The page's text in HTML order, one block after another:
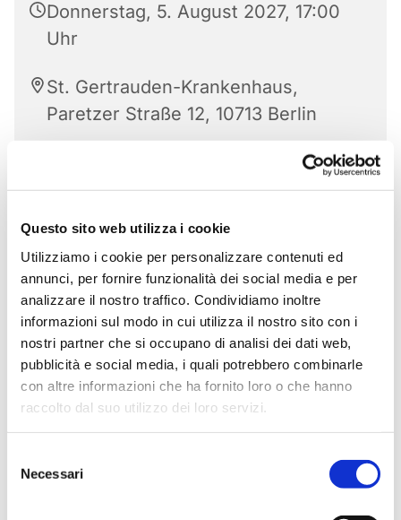
Questo sito web utilizza i cookie
Utilizziamo i cookie per personalizzare contenuti ed
annunci, per fornire funzionalità dei social media e per
analizzare il nostro traffico. Condividiamo inoltre
informazioni sul modo in cui utilizza il nostro sito con i
nostri partner che si occupano di analisi dei dati web,
pubblicità e social media, i quali potrebbero combinarle
con altre informazioni che ha fornito loro o che hanno
raccolto dal suo utilizzo dei loro servizi.
delNecessari
Donnerstag, 5. August 2027, 17:00
Uhr
St. Gertrauden-Krankenhaus,
Paretzer Straße 12, 10713 Berlin